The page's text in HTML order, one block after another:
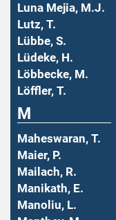
Luna Mejia, M.J.
Lutz, T.
Lübbe, S.
Lüdeke, H.
Löbbecke, M.
Löffler, T.
M
Maheswaran, T.
Maier, P.
Mailach, R.
Manikath, E.
Manoliu, L.